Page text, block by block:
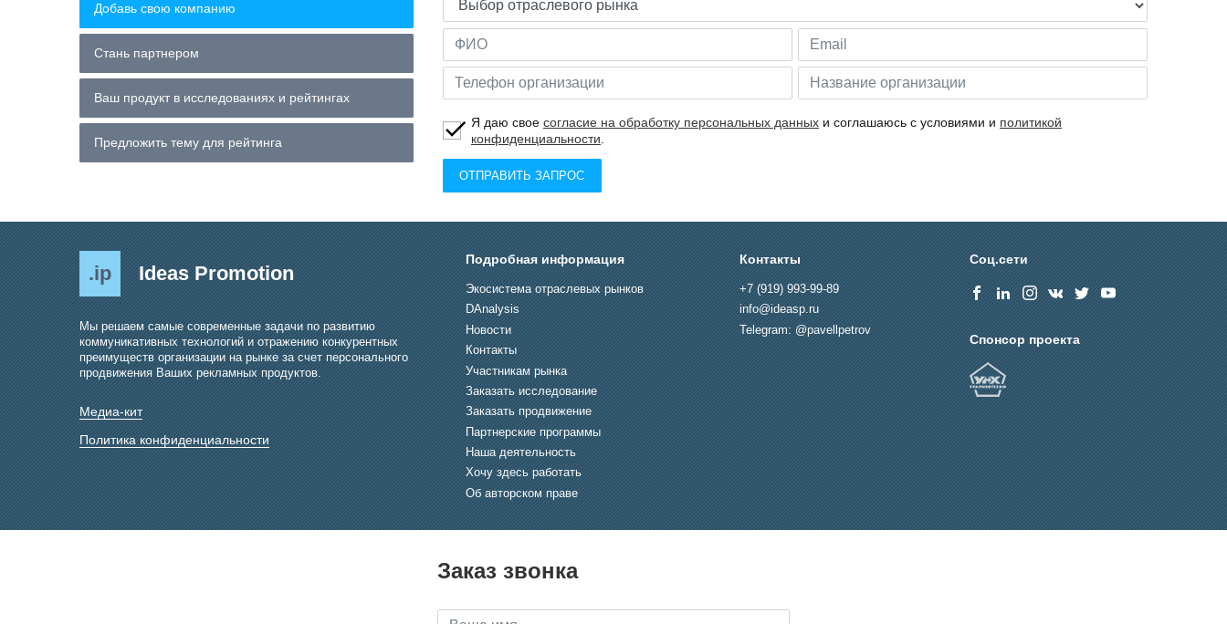
Добавь свою компанию
Стань партнером
Ваш продукт в исследованиях и рейтингах
Предложить тему для рейтинга
Я даю свое согласие на обработку персональных данныхи соглашаюсь с условиями и политикой
конфиденциальности
ОТПРАВИТЬ ЗАПРОС
.ip Ideas Promotion
Мы решаем самые современные задачи по развитию
коммуникативных технологий и отражению конкурентных
преимуществ организации на рынке за счет персонального
продвижения Ваших рекламных продуктов.
Медиа-кит
Политика конфиденциальности
Подробная информация
Экосистема отраслевых рынков
DAnalysis
Новости
Контакты
Участникам рынка
Заказать исследование
Заказать продвижение
Партнерские программы
Наша деятельность
Хочу здесь работать
Об авторском праве
Контакты
+7 (919) 993-99-89
info@ideasp.ru
Telegram: @pavellpetrov
Соц.сети
Спонсор проекта
Заказ звонка